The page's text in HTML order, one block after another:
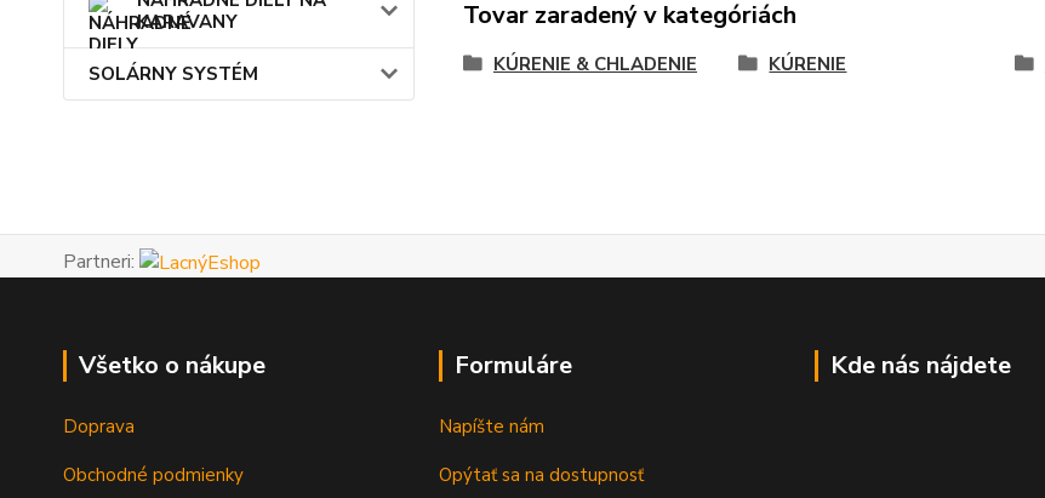
KARAVANY
SOLÁRNY SYSTÉM
Tovar zaradený v kategóriách
KÚRENIE & CHLADENIE KÚRENIE
Partneri:
Všetko o nákupe
Doprava
Obchodné podmienky
Formuláre
Napíšte nám
Opýtať sa na dostupnosť
Kde nás nájdete